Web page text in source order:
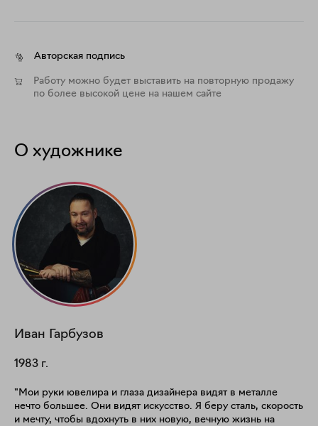
Авторская подпись
Работу можно будет выставить на повторную продажу
по более высокой цене на нашем сайте
О художнике
Иван Гарбузов
1983 г.
"Мои руки ювелира и глаза дизайнера видят в металле
нечто большее. Они видят искусство. Я беру сталь, скорость
и мечту, чтобы вдохнуть в них новую, вечную жизнь на